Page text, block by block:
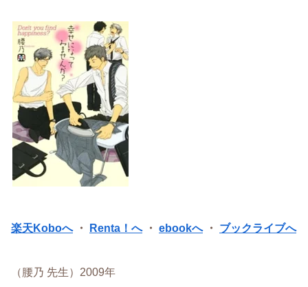
楽天Koboへ・ Renta！へ・ ebookへ・ ブックライブへ
（腰乃 先生）2009年